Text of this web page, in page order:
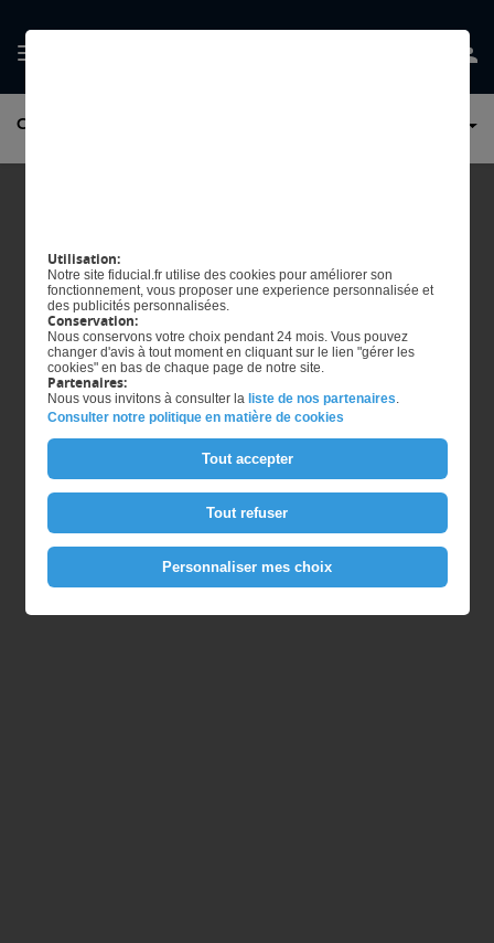
CRÉATION ET REPRISE D'ENTREPRISE
Utilisation:
Notre site fiducial.fr utilise des cookies pour améliorer son
fonctionnement, vous proposer une experience personnalisée et
des publicités personnalisées.
Conservation:
Nous conservons votre choix pendant 24 mois. Vous pouvez
changer d'avis à tout moment en cliquant sur le lien "gérer les
cookies" en bas de chaque page de notre site.
Partenaires:
Nous vous invitons à consulter la liste de nos partenaires.
Consulter notre politique en matière de cookies
Tout accepter
Tout refuser
Personnaliser mes choix